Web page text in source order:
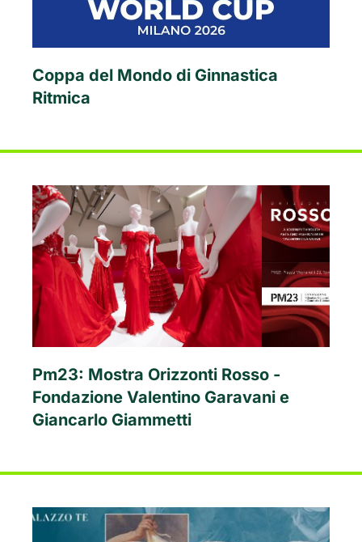
Coppa del Mondo di Ginnastica
Ritmica
Pm23: Mostra Orizzonti Rosso -
Fondazione Valentino Garavani e
Giancarlo Giammetti